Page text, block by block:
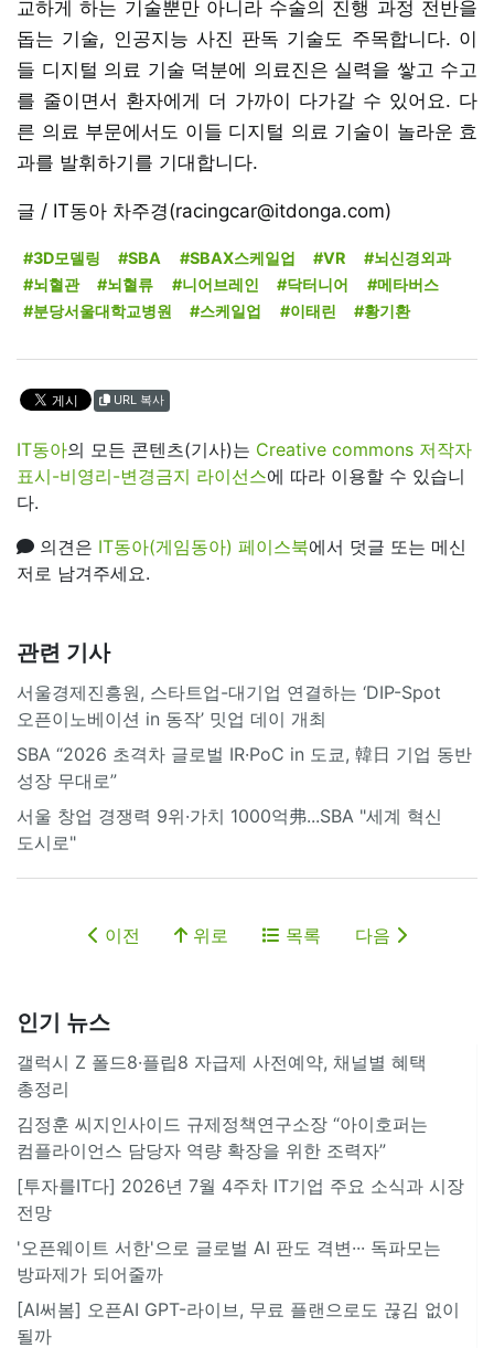
교하게 하는 기술뿐만 아니라 수술의 진행 과정 전반을
돕는 기술, 인공지능 사진 판독 기술도 주목합니다. 이
들 디지털 의료 기술 덕분에 의료진은 실력을 쌓고 수고
를 줄이면서 환자에게 더 가까이 다가갈 수 있어요. 다
른 의료 부문에서도 이들 디지털 의료 기술이 놀라운 효
과를 발휘하기를 기대합니다.
글 / IT동아 차주경(racingcar@itdonga.com)
#3D모델링 #SBA #SBAX스케일업 #VR
#뇌신경외과
#뇌혈관
#뇌혈류 #니어브레인 #닥터니어
#메타버스
#분당서울대학교병원
#스케일업 #이태린 #황기환
URL 복사
IT동아의 모든 콘텐츠(기사)는 Creative commons 저작자
표시-비영리-변경금지 라이선스에 따라 이용할 수 있습니
다.
의견은 IT동아(게임동아) 페이스북에서 덧글 또는 메신
저로 남겨주세요.
관련 기사
서울경제진흥원, 스타트업-대기업 연결하는 ‘DIP-Spot
오픈이노베이션 in 동작’ 밋업 데이 개최
SBA “2026 초격차 글로벌 IR·PoC in 도쿄, 韓日 기업 동반
성장 무대로”
서울 창업 경쟁력 9위·가치 1000억弗...SBA "세계 혁신
도시로"
이전 위로 목록 다음
인기 뉴스
갤럭시 Z 폴드8·플립8 자급제 사전예약, 채널별 혜택
총정리
김정훈 씨지인사이드 규제정책연구소장 “아이호퍼는
컴플라이언스 담당자 역량 확장을 위한 조력자”
[투자를IT다] 2026년 7월 4주차 IT기업 주요 소식과 시장
전망
'오픈웨이트 서한'으로 글로벌 AI 판도 격변··· 독파모는
방파제가 되어줄까
[AI써봄] 오픈AI GPT-라이브, 무료 플랜으로도 끊김 없이
될까